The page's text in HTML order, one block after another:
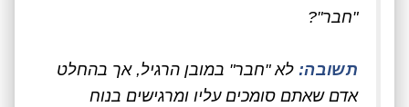
"חבר"?
תשובה: לא "חבר" במובן הרגיל, אך בהחלט
אדם שאתם סומכים עליו ומרגישים בנוח